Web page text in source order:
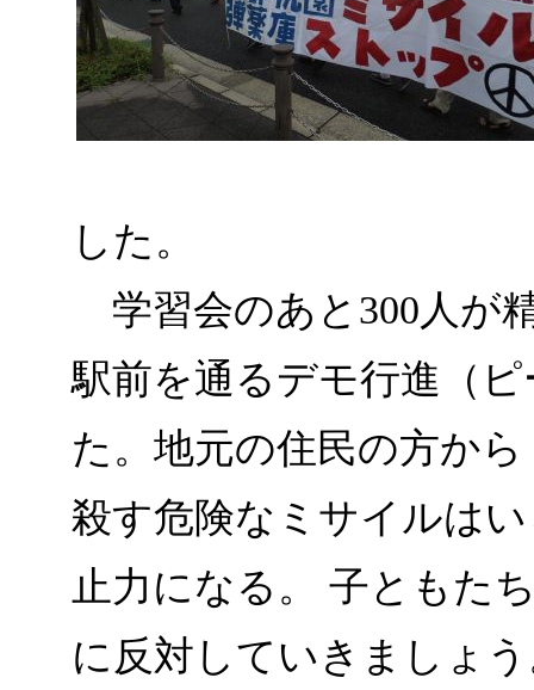
した。
学習会のあと300人が
駅前を通るデモ行進（
た。地元の住民の方か
殺す危険なミサイルは
止力になる。 子ともた
に反対していきましょ